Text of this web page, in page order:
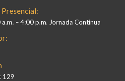
– 4:00 p.m. Jornada Continua
129